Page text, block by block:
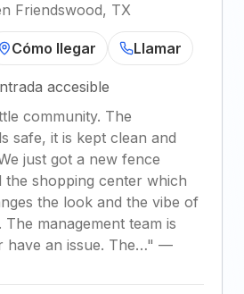
Friendswood, TX
Cómo llegar Llamar
accesible
community. The
safe, it is kept clean and
just got a new fence
the shopping center which
the look and the vibe of
management team is
have an issue. The…" —